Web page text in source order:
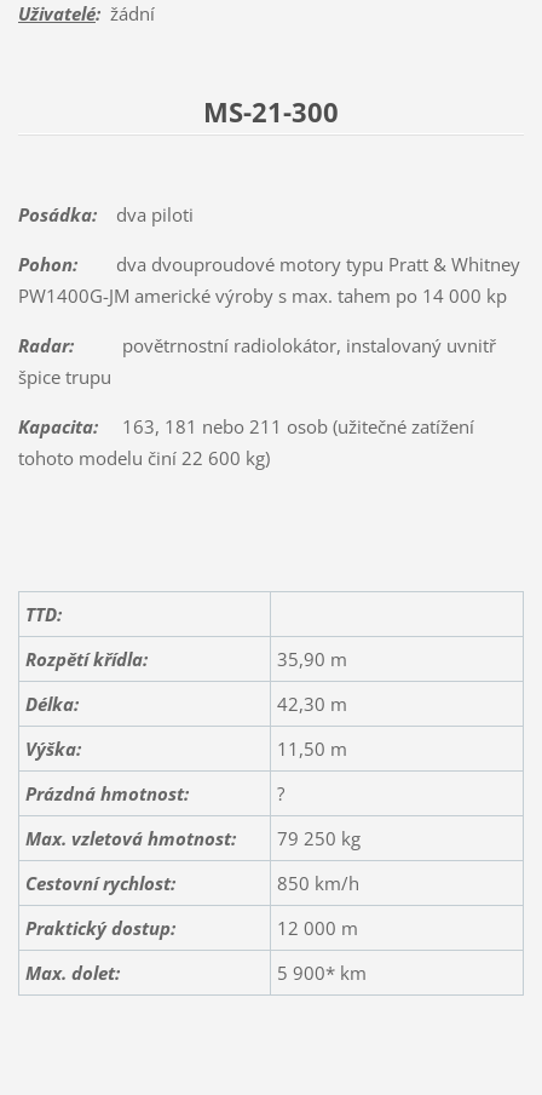
Uživatelé:žádní
MS-21-300
Posádka:dva piloti
Pohon:dva dvouproudové motory typu Pratt & Whitney
PW1400G-JM americké výroby s max. tahem po 14 000 kp
Radar:povětrnostní radiolokátor, instalovaný uvnitř
špice trupu
Kapacita:163, 181 nebo 211 osob (užitečné zatížení
tohoto modelu činí 22 600 kg)
TTD:
Rozpětí křídla:
35,90 m
Délka:
42,30 m
Výška:
11,50 m
Prázdná hmotnost:
?
Max. vzletová hmotnost:
79 250 kg
Cestovní rychlost:
850 km/h
Praktický dostup:
12 000 m
Max. dolet:
5 900* km